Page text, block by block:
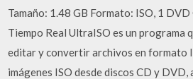
Tamaño: 1.48 GB Formato: ISO, 1
Tiempo Real UltraISO es un programa
editar y convertir archivos en formato
imágenes ISO desde discos CD y DVD,